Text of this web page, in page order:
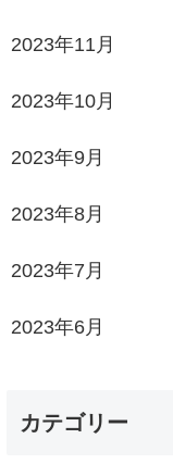
2023年11月
2023年10月
2023年9月
2023年8月
2023年7月
2023年6月
カテゴリー